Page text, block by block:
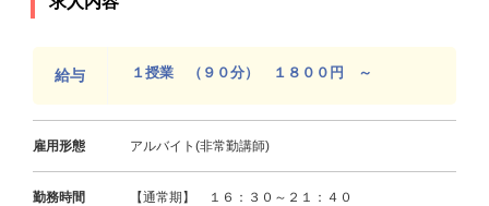
給与 １授業 （９０分） １８００円 ～
雇用形態 アルバイト(非常勤講師)
勤務時間
【通常期】 １６：３０～２１：４０